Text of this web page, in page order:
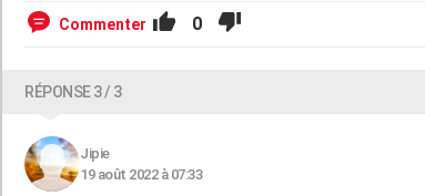
Commenter 0
RÉPONSE 3 / 3
Jipie
19 août 2022 à 07:33